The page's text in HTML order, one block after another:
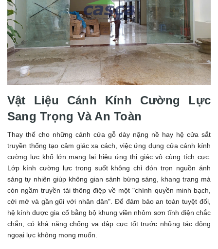
Vật Liệu Cánh Kính Cường Lực
Sang Trọng Và An Toàn
Thay thế cho những cánh cửa gỗ dày nặng nề hay hệ cửa sắt
truyền thống tạo cảm giác xa cách, việc ứng dụng cửa cánh kính
cường lực khổ lớn mang lại hiệu ứng thị giác vô cùng tích cực.
Lớp kính cường lực trong suốt không chỉ đón trọn nguồn ánh
sáng tự nhiên giúp không gian sảnh bừng sáng, khang trang mà
còn ngầm truyền tải thông điệp về một "chính quyền minh bạch,
cởi mở và gần gũi với nhân dân". Để đảm bảo an toàn tuyệt đối,
hệ kính được gia cố bằng bộ khung viền nhôm sơn tĩnh điện chắc
chắn, có khả năng chống va đập cực tốt trước những tác động
ngoại lực không mong muốn.